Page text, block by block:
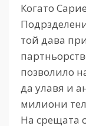
Когато
той дава
позволило
да улавя и
милиони
На срещата